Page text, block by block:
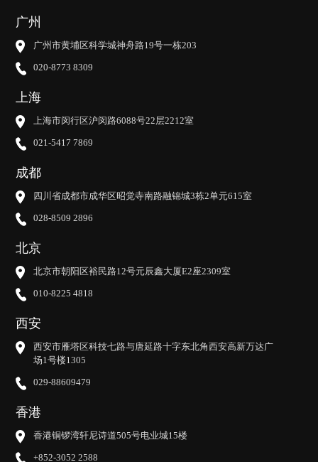
广州
广州市黄埔区科学城神舟路19号一栋203
020-8773 8309
上海
上海市闵行区沪闵路6088号22层2212室
021-5417 7869
成都
四川省成都市成华区昭觉寺南路融锦城3栋2单元615室
028-8509 2896
北京
北京市朝阳区裕民路12号元辰鑫大厦E2座2309室
010-8225 4818
西安
西安市雁塔区科技七路与唐延路十字东北角西安高新万达广
场1号楼1305
029-88609479
香港
香港铜锣湾轩尼诗道505号电业城15楼
+852-3052 2588